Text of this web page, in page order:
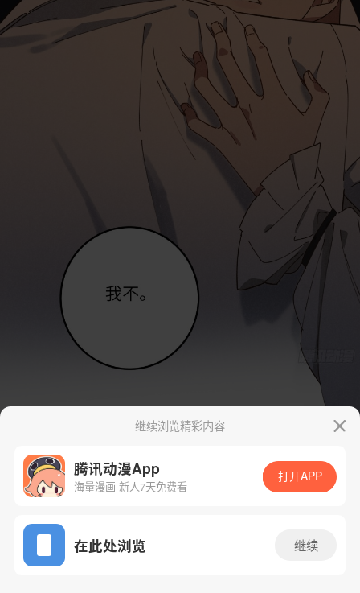
App免费看
继续浏览精彩内容
腾讯动漫App
海量漫画 新人7天免费看
打开APP
在此处浏览 继续